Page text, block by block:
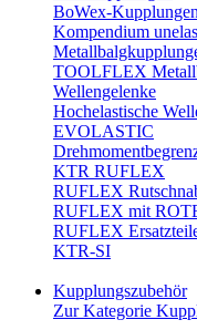
BoWex-Kupplungen
Kompendium
TOOLFLEX
Wellengelenke
Hochelastische
EVOLASTIC
KTR RUFLEX
RUFLEX
RUFLEX mit
RUFLEX
KTR-SI
Kupplungszubehör
Zur Kategorie